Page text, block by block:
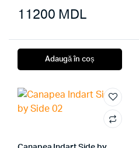
11200 MDL
Adaugă în coș